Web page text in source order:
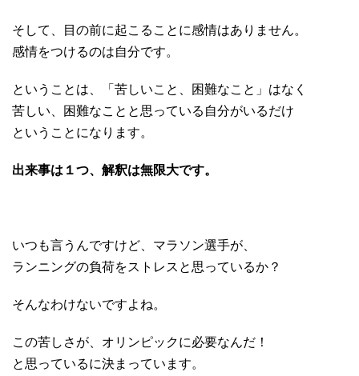
そして、目の前に起こることに感情はありません。
感情をつけるのは自分です。
ということは、「苦しいこと、困難なこと」はなく
苦しい、困難なことと思っている自分がいるだけ
ということになります。
出来事は１つ、解釈は無限大です。
いつも言うんですけど、マラソン選手が、
ランニングの負荷をストレスと思っているか？
そんなわけないですよね。
この苦しさが、オリンピックに必要なんだ！
と思っているに決まっています。